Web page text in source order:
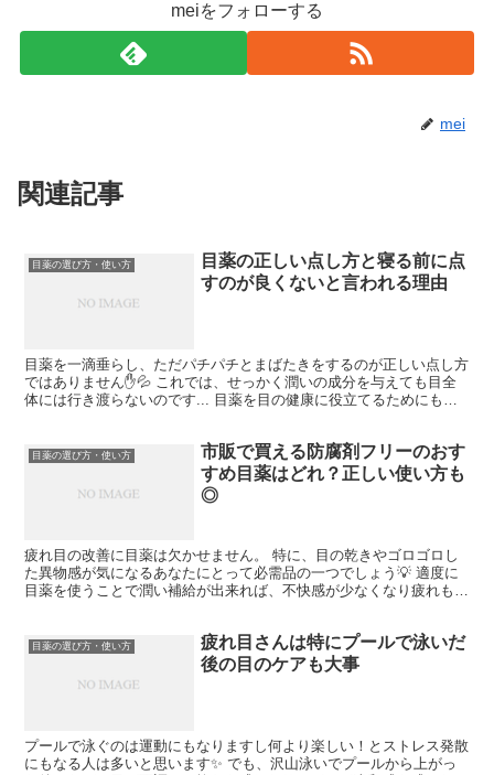
meiをフォローする
mei
関連記事
目薬の選び方・使い方
目薬の正しい点し方と寝る前に点
すのが良くないと言われる理由
目薬を一滴垂らし、ただパチパチとまばたきをするのが正しい点し方
ではありません✋💦 これでは、せっかく潤いの成分を与えても目全
体には行き渡らないのです... 目薬を目の健康に役立てるためにも、
目薬の選び方・使い方
市販で買える防腐剤フリーのおす
すめ目薬はどれ？正しい使い方も
◎
疲れ目の改善に目薬は欠かせません。 特に、目の乾きやゴロゴロし
た異物感が気になるあなたにとって必需品の一つでしょう💡 適度に
目薬を使うことで潤い補給が出来れば、不快感が少なくなり疲れも軽
目薬の選び方・使い方
疲れ目さんは特にプールで泳いだ
後の目のケアも大事
プールで泳ぐのは運動にもなりますし何より楽しい！とストレス発散
にもなる人は多いと思います✨ でも、沢山泳いでプールから上がっ